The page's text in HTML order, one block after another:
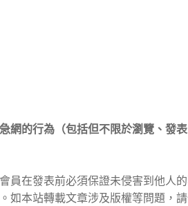
網的行為（包括但不限於瀏覽、發
員在發表前必須保證未侵害到他人
如本站轉載文章涉及版權等問題，